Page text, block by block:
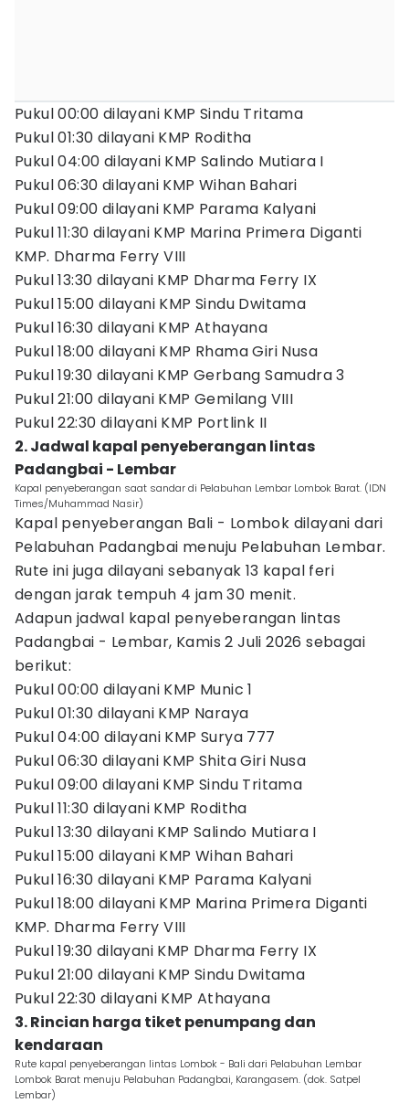
Pukul 00:00 dilayani KMP Sindu Tritama
Pukul 01:30 dilayani KMP Roditha
Pukul 04:00 dilayani KMP Salindo Mutiara I
Pukul 06:30 dilayani KMP Wihan Bahari
Pukul 09:00 dilayani KMP Parama Kalyani
Pukul 11:30 dilayani KMP Marina Primera Diganti
KMP. Dharma Ferry VIII
Pukul 13:30 dilayani KMP Dharma Ferry IX
Pukul 15:00 dilayani KMP Sindu Dwitama
Pukul 16:30 dilayani KMP Athayana
Pukul 18:00 dilayani KMP Rhama Giri Nusa
Pukul 19:30 dilayani KMP Gerbang Samudra 3
Pukul 21:00 dilayani KMP Gemilang VIII
Pukul 22:30 dilayani KMP Portlink II
2. Jadwal kapal penyeberangan lintas
Padangbai - Lembar
Kapal penyeberangan saat sandar di Pelabuhan Lembar Lombok Barat. (IDN
Times/Muhammad Nasir)
Kapal penyeberangan Bali - Lombok dilayani dari
Pelabuhan Padangbai menuju Pelabuhan Lembar.
Rute ini juga dilayani sebanyak 13 kapal feri
dengan jarak tempuh 4 jam 30 menit.
Adapun jadwal kapal penyeberangan lintas
Padangbai - Lembar, Kamis 2 Juli 2026 sebagai
berikut:
Pukul 00:00 dilayani KMP Munic 1
Pukul 01:30 dilayani KMP Naraya
Pukul 04:00 dilayani KMP Surya 777
Pukul 06:30 dilayani KMP Shita Giri Nusa
Pukul 09:00 dilayani KMP Sindu Tritama
Pukul 11:30 dilayani KMP Roditha
Pukul 13:30 dilayani KMP Salindo Mutiara I
Pukul 15:00 dilayani KMP Wihan Bahari
Pukul 16:30 dilayani KMP Parama Kalyani
Pukul 18:00 dilayani KMP Marina Primera Diganti
KMP. Dharma Ferry VIII
Pukul 19:30 dilayani KMP Dharma Ferry IX
Pukul 21:00 dilayani KMP Sindu Dwitama
Pukul 22:30 dilayani KMP Athayana
3. Rincian harga tiket penumpang dan
kendaraan
Rute kapal penyeberangan lintas Lombok - Bali dari Pelabuhan Lembar
Lombok Barat menuju Pelabuhan Padangbai, Karangasem. (dok. Satpel
Lembar)